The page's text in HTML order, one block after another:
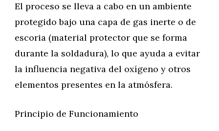
El proceso se lleva a cabo en un ambiente
protegido bajo una capa de gas inerte o de
escoria (material protector que se forma
durante la soldadura), lo que ayuda a evitar
la influencia negativa del oxígeno y otros
elementos presentes en la atmósfera.
Principio de Funcionamiento